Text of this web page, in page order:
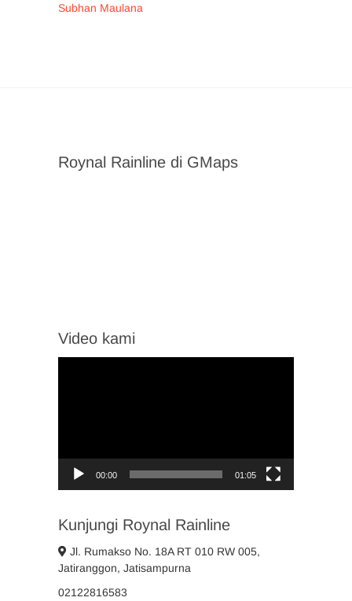
Subhan Maulana
Roynal Rainline di GMaps
Video kami
00:00 01:05
Kunjungi Roynal Rainline
Jl. Rumakso No. 18A RT 010 RW 005,
Jatiranggon, Jatisampurna
02122816583